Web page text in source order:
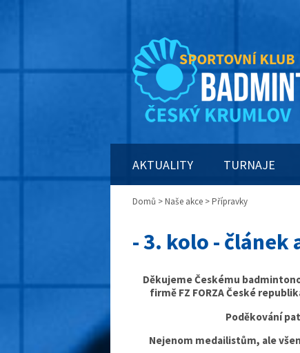
AKTUALITY TURNAJE
Domů > Naše akce > Přípravky
- 3. kolo - článek
Děkujeme Českému
firmě FZ FORZA České
Poděkování
Nejenom medailistům, ale